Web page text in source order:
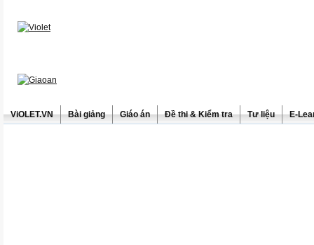
ViOLET.VN Bài giảng Giáo án Đề thi & Kiểm tra Tư liệu E-